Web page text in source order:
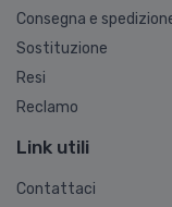
Consegna e
Sostituzione
Resi
Reclamo
Link utili
Contattaci